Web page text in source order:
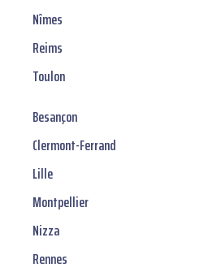
Nîmes
Reims
Toulon
Besançon
Clermont-Ferrand
Lille
Montpellier
Nizza
Rennes